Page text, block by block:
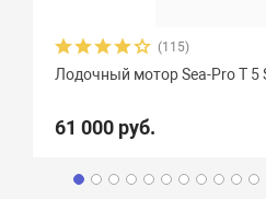
(115)
Лодочный мотор Sea-Pro Т 5
61 000 руб.